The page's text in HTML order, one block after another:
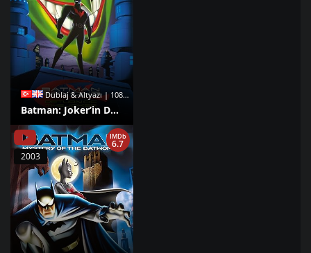
Dublaj & Altyazı | 1080p |
Batman: Joker’in Dönüşü izle
IMDb
6.7
2003